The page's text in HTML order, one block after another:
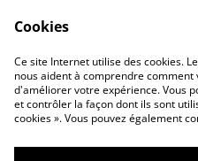
Contact Us
Privacy Policy
Cookies
Ce site Internet utilise des cookies.
nous aident à comprendre
d'améliorer votre expérience. Vous
et contrôler la façon dont ils sont
cookies ». Vous pouvez également